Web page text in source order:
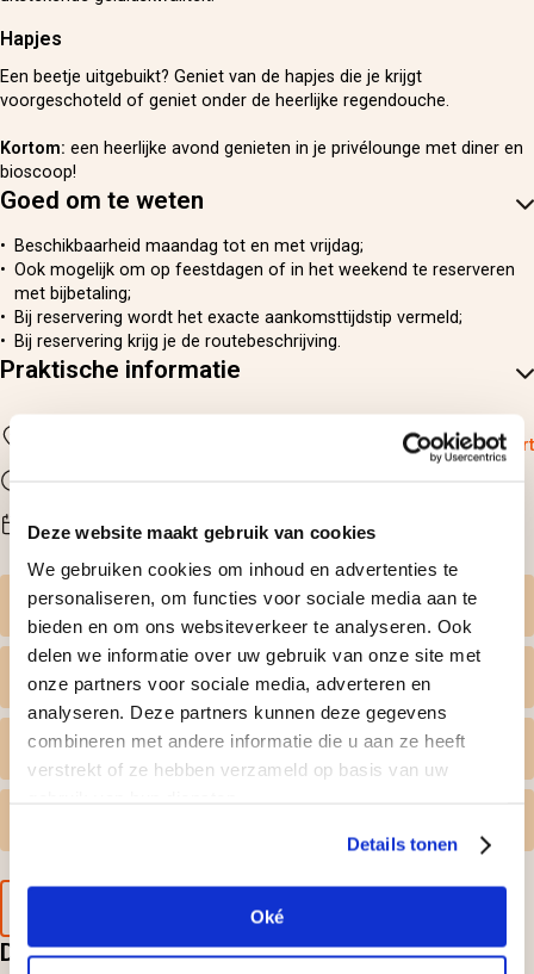
Deze website maakt gebruik van cookies
We gebruiken cookies om inhoud en advertenties te
personaliseren, om functies voor sociale media aan te
bieden en om ons websiteverkeer te analyseren. Ook
delen we informatie over uw gebruik van onze site met
onze partners voor sociale media, adverteren en
analyseren. Deze partners kunnen deze gegevens
combineren met andere informatie die u aan ze heeft
verstrekt of ze hebben verzameld op basis van uw
Details tonen
Oké
Hapjes
Een beetje uitgebuikt? Geniet van de hapjes die je krijgt
voorgeschoteld of geniet onder de heerlijke regendouche.
Kortom: een heerlijke avond genieten in je privélounge met diner en
bioscoop!
Goed om te weten
Beschikbaarheid maandag tot en met vrijdag;
Ook mogelijk om op feestdagen of in het weekend te reserveren
met bijbetaling;
Bij reservering wordt het exacte aankomsttijdstip vermeld;
Bij reservering krijg je de routebeschrijving.
Praktische informatie
Bekijk op kaart
Maandag t/m zondag
Zelf datum kiezen
Wat krijg ik geleverd
Persoonlijk tintje
Voorbeeld van de cadeaubon
Deze doen? Leuk cadeau hoor